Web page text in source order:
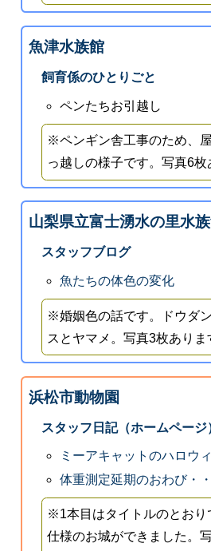
魚津水族館
飼育係のひとりごと
ペンたちお引越し
※ペンギン舎工事のため、
っ越しの様子です。写真6枚
山梨県立富士湧水の里水
スタッフブログ
魚たちの体色の変化
※婚姻色の話です。ドウダ
スとヤマメ。写真3枚ありま
浜松市動物園
スタッフ日記（ホームページ
ミーアキャットのハロウ
体重測定延期のおわび・・
※1本目はタイトルのとおり
仕様のお城ができました。